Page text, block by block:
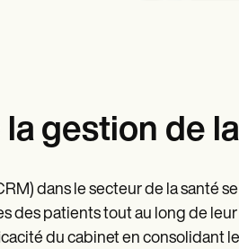
gestion de
dans le secteur de la santé
des patients tout au long de
du cabinet en consolidant